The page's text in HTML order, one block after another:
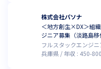
株式会社パソナ
＜地方創生×DX＞組
ジニア募集（淡路島移
フルスタックエンジニ
兵庫県
年収 : 450-800